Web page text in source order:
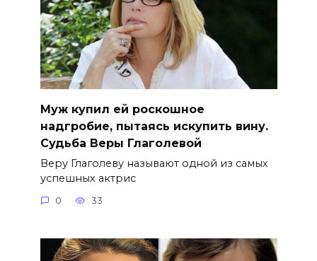
Муж купил ей роскошное
надгробие, пытаясь искупить вину.
Судьба Веры Глаголевой
Веру Глаголеву называют одной из самых
успешных актрис
0 33